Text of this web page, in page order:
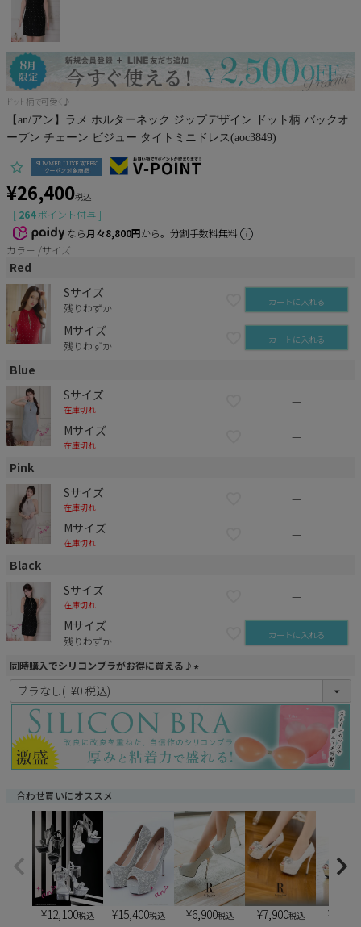
ドット柄で可愛く♪
【an/アン】ラメ ホルターネック ジップデザイン ドット柄 バックオ
ープン チェーン ビジュー タイトミニドレス(aoc3849)
¥26,400税込
[ 264 ポイント付与 ]
なら月々8,800円から。分割手数料無料
カラー
サイズ
Red
Sサイズ
残りわずか カートに入れる
Mサイズ
残りわずか カートに入れる
Blue
Sサイズ
在庫切れ
—
Mサイズ
在庫切れ
—
Pink
Sサイズ
在庫切れ
—
Mサイズ
在庫切れ
—
Black
Sサイズ
在庫切れ
—
Mサイズ
残りわずか カートに入れる
同時購入でシリコンブラがお得に買える♪
(
須
)
合わせ買いにオススメ
¥12,100税込 ¥15,400税込 ¥6,900税込 ¥7,900税込 ¥